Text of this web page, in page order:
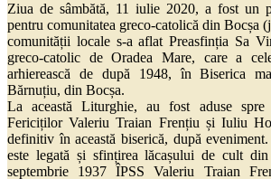
Ziua de sâmbătă, 11 iulie 2020, a fost un
pentru comunitatea greco-catolică din Bocșa
comunității locale s-a aflat Preasfinția Sa
greco-catolic de Oradea Mare, care a
arhierească de după 1948, în Biserica
Bărnuțiu, din Bocșa.
La această Liturghie, au fost aduse spre
Fericiților Valeriu Traian Frențiu și Iuliu
definitiv în această biserică, după
este legată și sfințirea lăcașului de cult
septembrie 1937 ÎPSS Valeriu Traian